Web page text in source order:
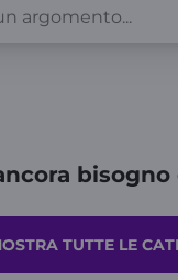
TUTTE LE